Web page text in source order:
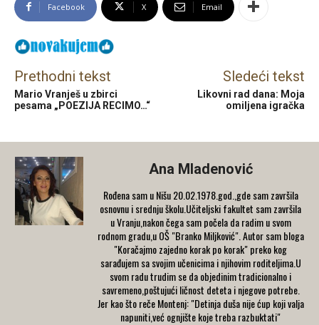
Facebook X Email
Prethodni tekst
Mario Vranješ u zbirci
pesama „POEZIJA RECIMO…“
Sledeći tekst
Likovni rad dana: Moja
omiljena igračka
Ana Mladenović
Rođena sam u Nišu 20.02.1978.god.,gde sam završila
osnovnu i srednju školu.Učiteljski fakultet sam završila
u Vranju,nakon čega sam počela da radim u svom
rodnom gradu,u OŠ "Branko Miljković". Autor sam bloga
"Koračajmo zajedno korak po korak" preko kog
sarađujem sa svojim učenicima i njihovim roditeljima.U
svom radu trudim se da objedinim tradicionalno i
savremeno,poštujući ličnost deteta i njegove potrebe.
Jer kao što reče Montenj: "Detinja duša nije ćup koji valja
napuniti,već ognjište koje treba razbuktati"